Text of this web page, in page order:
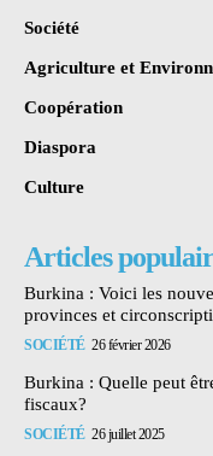
Société
Agriculture et
Coopération
Diaspora
Culture
Articles
Burkina : Voici les
provinces et
SOCIÉTÉ 26 février 2026
Burkina : Quelle peut
fiscaux?
SOCIÉTÉ 26 juillet 2025